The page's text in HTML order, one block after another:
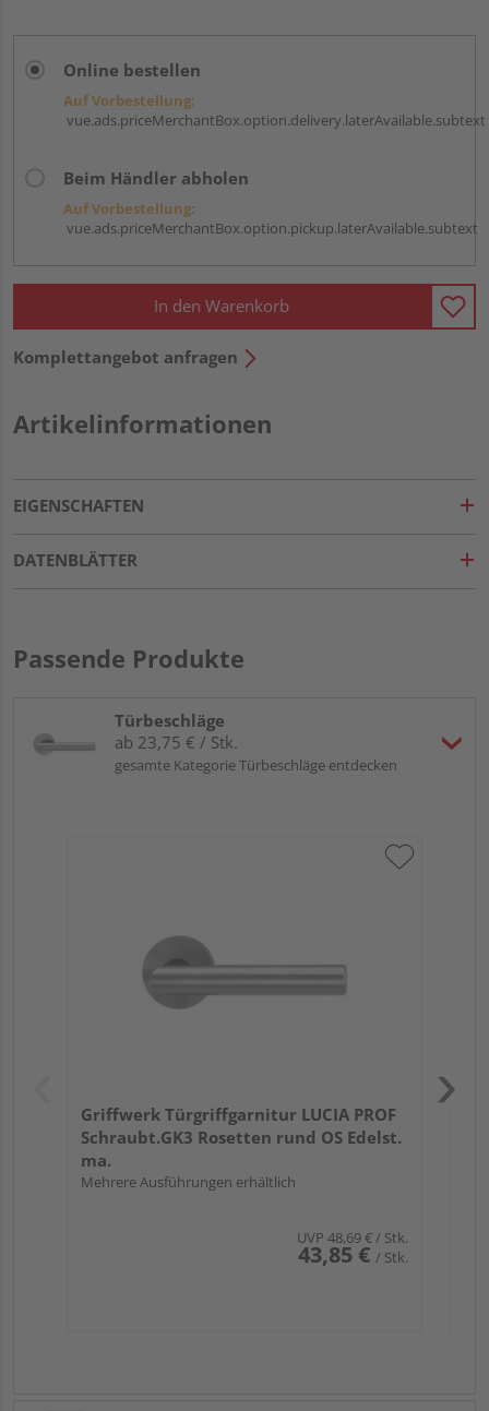
Online bestellen
Auf Vorbestellung:
vue.ads.priceMerchantBox.option.delivery.laterAvailable.subtext
Beim Händler abholen
Auf Vorbestellung:
vue.ads.priceMerchantBox.option.pickup.laterAvailable.subtext
In den Warenkorb
Komplettangebot anfragen
Artikelinformationen
EIGENSCHAFTEN
DATENBLÄTTER
Passende Produkte
Türbeschläge
ab 23,75 € / Stk.
gesamte Kategorie Türbeschläge entdecken
Griffwerk Türgriffgarnitur LUCIA PROF
Schraubt.GK3 Rosetten rund OS Edelst.
ma.
Mehrere Ausführungen erhältlich
UVP 48,69 €/ Stk.
43,85 € / Stk.